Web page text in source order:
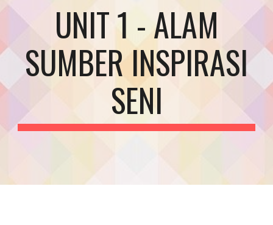
UNIT 1 - ALAM
SUMBER INSPIRASI
SENI